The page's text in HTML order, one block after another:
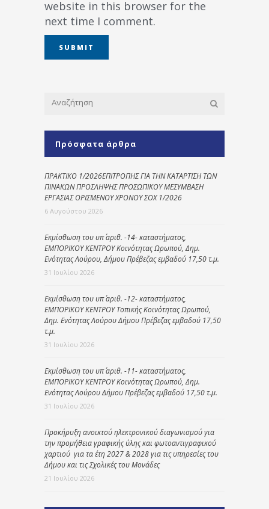
website in this browser for the
next time I comment.
Πρόσφατα άρθρα
ΠΡΑΚΤΙΚΟ 1/2026ΕΠΙΤΡΟΠΗΣ ΓΙΑ ΤΗΝ ΚΑΤΑΡΤΙΣΗ ΤΩΝ
ΠΙΝΑΚΩΝ ΠΡΟΣΛΗΨΗΣ ΠΡΟΣΩΠΙΚΟΥ ΜΕΣΥΜΒΑΣΗ
ΕΡΓΑΣΙΑΣ ΟΡΙΣΜΕΝΟΥ ΧΡΟΝΟΥ ΣΟΧ 1/2026
6 Αυγούστου 2026
Εκμίσθωση του υπ΄ αριθ. -14- καταστήματος,
ΕΜΠΟΡΙΚΟΥ ΚΕΝΤΡΟΥ Κοινότητας Ωρωπού, Δημ.
Ενότητας Λούρου, Δήμου Πρέβεζας εμβαδού 17,50 τ.μ.
31 Ιουλίου 2026
Εκμίσθωση του υπ΄ αριθ. -12- καταστήματος,
ΕΜΠΟΡΙΚΟΥ ΚΕΝΤΡΟΥ Τοπικής Κοινότητας Ωρωπού,
Δημ. Ενότητας Λούρου Δήμου Πρέβεζας εμβαδού 17,50
τ.μ.
31 Ιουλίου 2026
Εκμίσθωση του υπ΄ αριθ. -11- καταστήματος,
ΕΜΠΟΡΙΚΟΥ ΚΕΝΤΡΟΥ Κοινότητας Ωρωπού, Δημ.
Ενότητας Λούρου Δήμου Πρέβεζας εμβαδού 17,50 τ.μ.
31 Ιουλίου 2026
Προκήρυξη ανοικτού ηλεκτρονικού διαγωνισμού για
την προμήθεια γραφικής ύλης και φωτοαντιγραφικού
χαρτιού για τα έτη 2027 & 2028 για τις υπηρεσίες του
Δήμου και τις Σχολικές του Μονάδες
21 Ιουλίου 2026